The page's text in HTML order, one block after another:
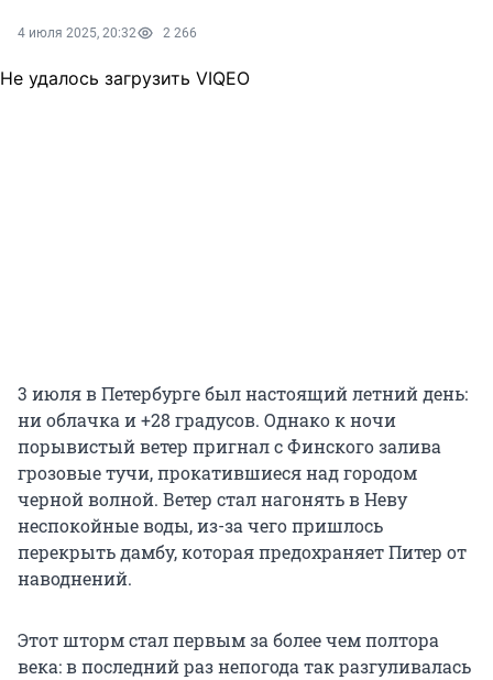
4 июля 2025, 20:32 2 266
Не удалось загрузить VIQEO
3 июля в Петербурге был настоящий летний день:
ни облачка и +28 градусов. Однако к ночи
порывистый ветер пригнал с Финского залива
грозовые тучи, прокатившиеся над городом
черной волной. Ветер стал нагонять в Неву
неспокойные воды, из-за чего пришлось
перекрыть дамбу, которая предохраняет Питер от
наводнений.
Этот шторм стал первым за более чем полтора
века: в последний раз непогода так разгуливалась